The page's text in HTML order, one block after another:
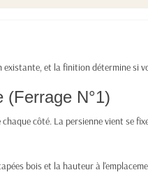
et la finition détermine si
(Ferrage N°1)
côté. La persienne vient se
bois et la hauteur à